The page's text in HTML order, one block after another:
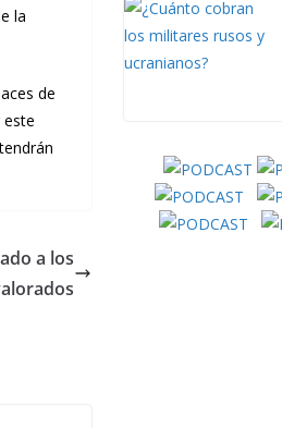
la
de
este
a los